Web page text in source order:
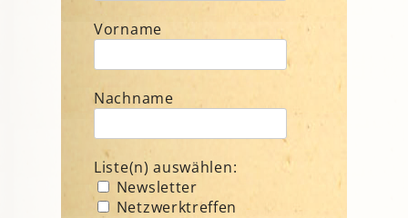
Vorname
Nachname
Liste(n) auswählen:
Newsletter
Netzwerktreffen